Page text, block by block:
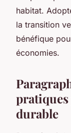
habitat.
la transition
bénéfique
économies.
durable